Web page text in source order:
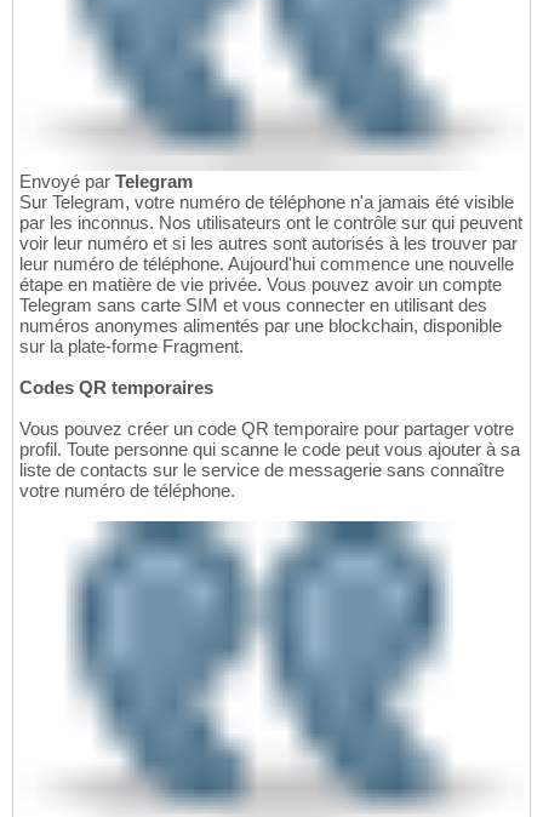
Envoyé par Telegram
Sur Telegram, votre numéro de téléphone n'a jamais été visible
par les inconnus. Nos utilisateurs ont le contrôle sur qui peuvent
voir leur numéro et si les autres sont autorisés à les trouver par
leur numéro de téléphone. Aujourd'hui commence une nouvelle
étape en matière de vie privée. Vous pouvez avoir un compte
Telegram sans carte SIM et vous connecter en utilisant des
numéros anonymes alimentés par une blockchain, disponible
sur la plate-forme Fragment.
Codes QR temporaires
Vous pouvez créer un code QR temporaire pour partager votre
profil. Toute personne qui scanne le code peut vous ajouter à sa
liste de contacts sur le service de messagerie sans connaître
votre numéro de téléphone.